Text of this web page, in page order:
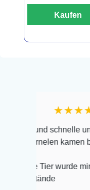
Kaufen
★★★★★
schnelle und
kamen bis
wurde mir am